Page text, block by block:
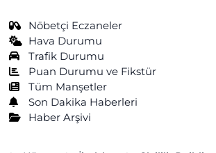
Nöbetçi Eczaneler
Hava Durumu
Trafik Durumu
Puan Durumu ve Fikstür
Tüm Manşetler
Son Dakika Haberleri
Haber Arşivi